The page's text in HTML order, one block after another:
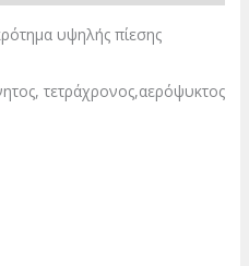
υψηλής πίεσης
τετράχρονος,αερόψυκτος